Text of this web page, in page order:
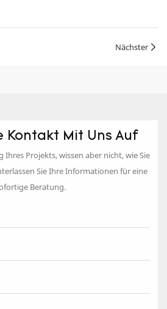
Nächster
Kontakt Mit Uns Auf
Ihres Projekts, wissen aber nicht, wie Sie
Sie Ihre Informationen für eine
Beratung.